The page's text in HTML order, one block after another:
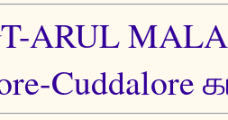
ARUL
Cuddalore